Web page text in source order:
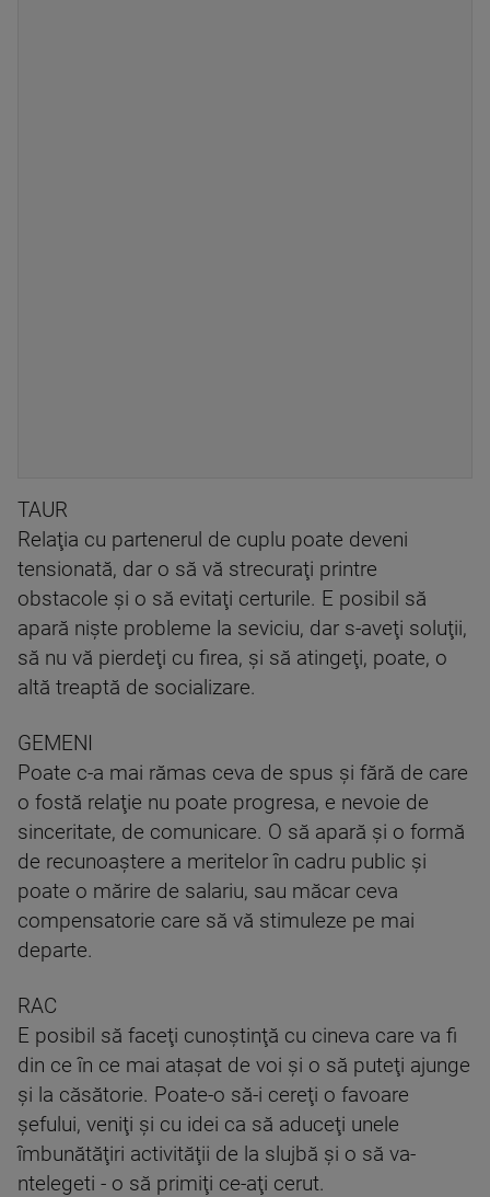
TAUR
Relaţia cu partenerul de cuplu poate deveni
tensionată, dar o să vă strecuraţi printre
obstacole şi o să evitaţi certurile. E posibil să
apară nişte probleme la seviciu, dar s-aveţi soluţii,
să nu vă pierdeţi cu firea, şi să atingeţi, poate, o
altă treaptă de socializare.
GEMENI
Poate c-a mai rămas ceva de spus şi fără de care
o fostă relaţie nu poate progresa, e nevoie de
sinceritate, de comunicare. O să apară şi o formă
de recunoaştere a meritelor în cadru public şi
poate o mărire de salariu, sau măcar ceva
compensatorie care să vă stimuleze pe mai
departe.
RAC
E posibil să faceţi cunoştinţă cu cineva care va fi
din ce în ce mai ataşat de voi şi o să puteţi ajunge
şi la căsătorie. Poate-o să-i cereţi o favoare
şefului, veniţi şi cu idei ca să aduceţi unele
îmbunătăţiri activităţii de la slujbă şi o să va-
ntelegeti - o să primiţi ce-aţi cerut.